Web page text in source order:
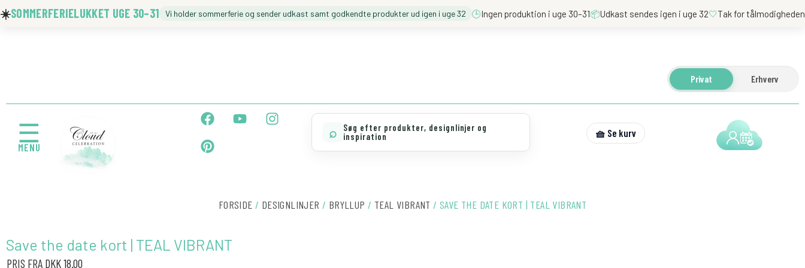
☀️SOMMERFERIELUKKET UGE 30–31 Vi holder sommerferie og sender udkast samt godkendte produkter ud igen i uge 32 🕒Ingen produktion i uge 30–31📦Udkast sendes igen i uge 32🤍Tak for tålmodigheden
Gå
til
Privat Erhverv
☰
MENU
F
a
c
e
Y
o
I
n
a
P
i
n
t
⌕
Søg efter produkter, designlinjer og
inspiration
🧺 Se kurv
FORSIDE / DESIGNLINJER / BRYLLUP / TEAL VIBRANT / SAVE THE DATE KORT | TEAL VIBRANT
Save the date kort | TEAL VIBRANT
PRIS FRA DKK18.00